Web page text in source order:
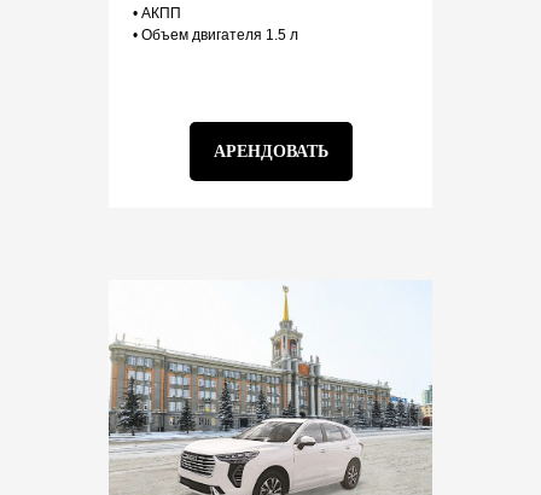
• АКПП
• Объем двигателя 1.5 л
АРЕНДОВАТЬ